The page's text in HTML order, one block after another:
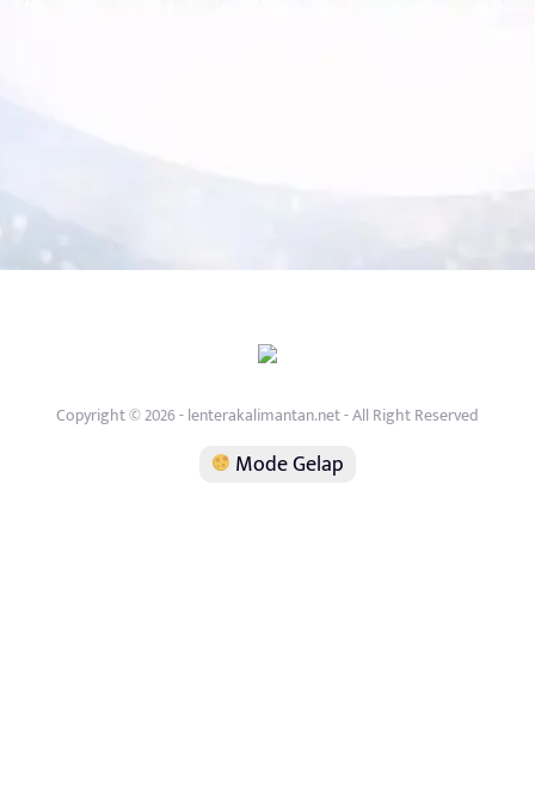
Copyright © 2026 - lenterakalimantan.net - All Right Reserved
Mode Gelap